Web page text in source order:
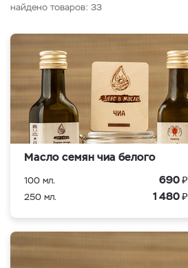
найдено товаров: 33
Масло семян чиа белого
100 мл. 690₽
250 мл. 1 480₽